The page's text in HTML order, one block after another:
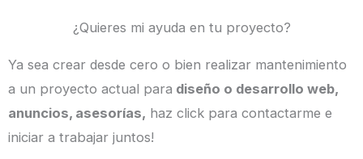
¿Quieres mi ayuda en tu proyecto?
Ya sea crear desde cero o bien realizar mantenimiento
a un proyecto actual para diseño o desarrollo web,
anuncios, asesorías, haz click para contactarme e
iniciar a trabajar juntos!